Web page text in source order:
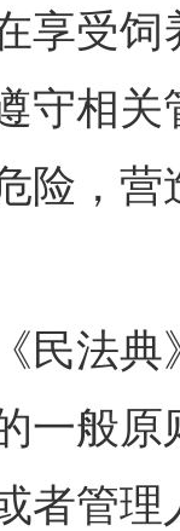
受饲
守相
险，
法典
一般
者管